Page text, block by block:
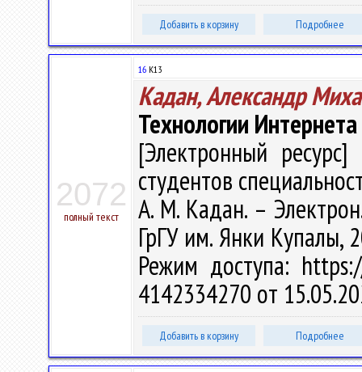
Добавить в корзину Подробнее
2072
полный текст
16 К13
Кадан, Александр
Технологии
[Электронный
студентов
А. М. Кадан. –
ГрГУ им. Янки Купалы,
Режим доступа:
4142334270 от
Добавить в корзину Подробнее